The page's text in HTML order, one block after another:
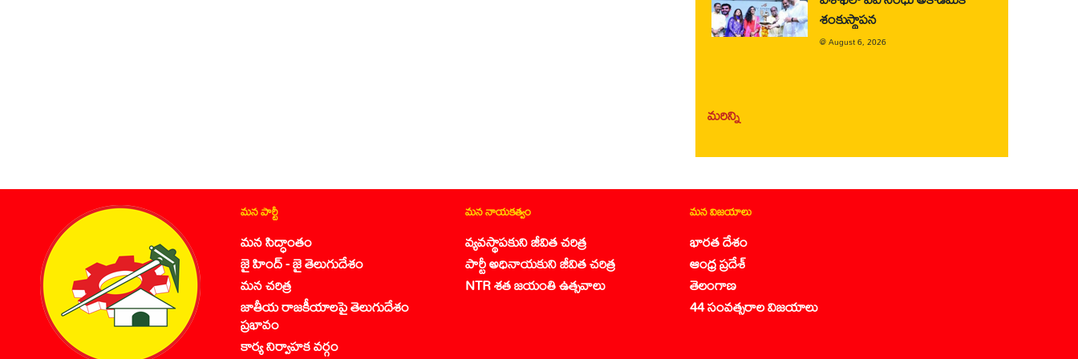
శంకుస్థాపన
@August 6, 2026
మరిన్ని
మన పార్టీ
మన సిద్ధాంతం
జై హింద్ - జై తెలుగుదేశం
మన చరిత్ర
జాతీయ రాజకీయాలపై తెలుగుదేశం
ప్రభావం
కార్య నిర్వాహక వర్గం
మన నాయకత్వం
వ్యవస్థాపకుని జీవిత చరిత్ర
పార్టీ అధినాయకుని జీవిత చరిత్ర
NTR శత జయంతి ఉత్సవాలు
మన విజయాలు
భారత దేశం
ఆంధ్ర ప్రదేశ్
తెలంగాణ
44 సంవత్సరాల విజయాలు